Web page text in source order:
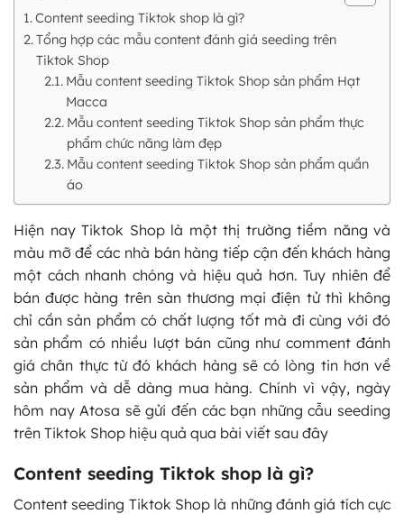
Content seeding Tiktok shop là gì?
Tổng hợp các mẫu content đánh giá seeding trên
Tiktok Shop
Mẫu content seeding Tiktok Shop sản phẩm Hạt
Macca
Mẫu content seeding Tiktok Shop sản phẩm thực
phẩm chức năng làm đẹp
Mẫu content seeding Tiktok Shop sản phẩm quần
áo
Hiện nay Tiktok Shop là một thị trường tiềm năng và
màu mỡ để các nhà bán hàng tiếp cận đến khách hàng
một cách nhanh chóng và hiệu quả hơn. Tuy nhiên để
bán được hàng trên sàn thương mại điện tử thì không
chỉ cần sản phẩm có chất lượng tốt mà đi cùng với đó
sản phẩm có nhiều lượt bán cũng như comment đánh
giá chân thực từ đó khách hàng sẽ có lòng tin hơn về
sản phẩm và dễ dàng mua hàng. Chính vì vậy, ngày
hôm nay Atosa sẽ gửi đến các bạn những cẫu seeding
trên Tiktok Shop hiệu quả qua bài viết sau đây
Content seeding Tiktok shop là gì?
Content seeding Tiktok Shop là những đánh giá tích cực